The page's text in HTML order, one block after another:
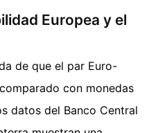
Europea y el
de que el par Euro-
con monedas
datos del Banco Central